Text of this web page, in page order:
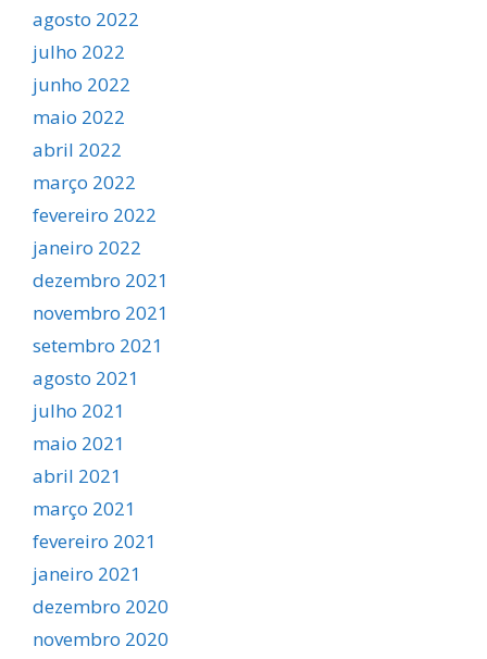
agosto 2022
julho 2022
junho 2022
maio 2022
abril 2022
março 2022
fevereiro 2022
janeiro 2022
dezembro 2021
novembro 2021
setembro 2021
agosto 2021
julho 2021
maio 2021
abril 2021
março 2021
fevereiro 2021
janeiro 2021
dezembro 2020
novembro 2020